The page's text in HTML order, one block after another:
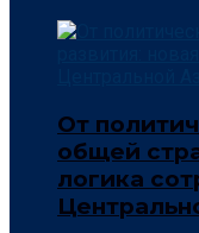
От
общей
логика